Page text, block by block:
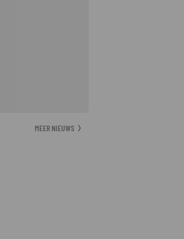
MEER NIEUWS